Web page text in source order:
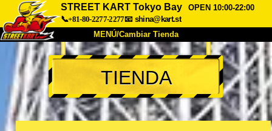
STREET KART Tokyo Bay
OPEN 10:00-22:00
📞+81-80-2277-2277📧 shina@kart.st
MENÚ/Cambiar Tienda
INICIO
Acerca de Especificaciones Precios
Acceso Testimonios Preguntas Frecuentes
Empresa Reservas
TIENDA